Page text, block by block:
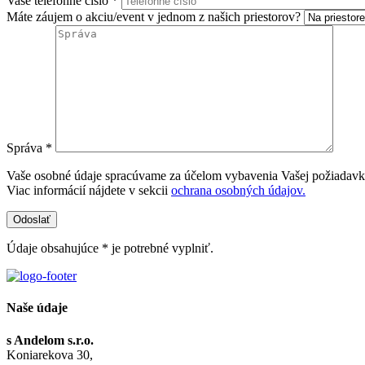
Máte záujem o akciu/event v jednom z našich priestorov?
Správa *
Vaše osobné údaje spracúvame za účelom vybavenia Vašej
Viac informácií nájdete v sekcii ochrana osobných údajov.
Údaje obsahujúce * je potrebné vyplniť.
Naše údaje
s Andelom s.r.o.
Koniarekova 30,